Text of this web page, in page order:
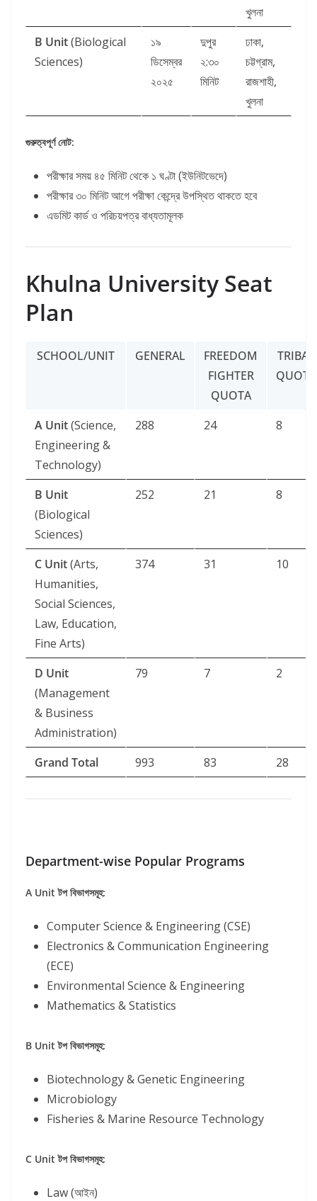
খুলনা
B Unit(Biological
Sciences)
১৯
ডিসেম্বর
২০২৫
দুপুর
২:৩০
মিনিট
ঢাকা,
চট্টগ্রাম,
রাজশাহী,
খুলনা
গুরুত্বপূর্ণ নোট:
পরীক্ষার সময় ৪৫ মিনিট থেকে ১ ঘণ্টা (ইউনিটভেদে)
পরীক্ষার ৩০ মিনিট আগে পরীক্ষা কেন্দ্রে উপস্থিত থাকতে হবে
এডমিট কার্ড ও পরিচয়পত্র বাধ্যতামূলক
Khulna University Seat
Plan
SCHOOL/UNIT GENERAL
FREEDOM
FIGHTER
QUOTA
TRIBAL
QUOTA
A Unit(Science,
Engineering &
Technology)
288 24 8
B Unit
(Biological
Sciences)
252 21 8
C Unit(Arts,
Humanities,
Social Sciences,
Law, Education,
Fine Arts)
374 31 10
D Unit
(Management
& Business
Administration)
79 7 2
Grand Total 993 83 28
Department-wise Popular Programs
A Unit টপ বিভাগসমূহ:
Computer Science & Engineering (CSE)
Electronics & Communication Engineering
(ECE)
Environmental Science & Engineering
Mathematics & Statistics
B Unit টপ বিভাগসমূহ:
Biotechnology & Genetic Engineering
Microbiology
Fisheries & Marine Resource Technology
C Unit টপ বিভাগসমূহ:
Law (আইন)